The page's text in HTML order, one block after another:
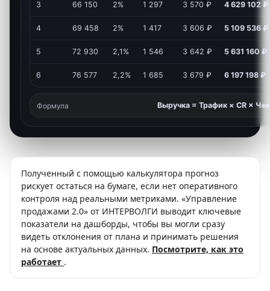
3 66 150 2% 1 297 3 570 ₽ 4 629 102 ₽
4 69 458 2% 1 417 3 606 ₽ 5 109 536 ₽
5 72 930 2,1% 1 546 3 642 ₽ 5 631 160 ₽
6 76 577 2,2% 1 685 3 679 ₽ 6 197 198 ₽
Формула Выручка = Трафик × CR × Чек
Полученный с помощью калькулятора прогноз
рискует остаться на бумаге, если нет оперативного
контроля над реальными метриками. «Управление
продажами 2.0» от ИНТЕРВОЛГИ выводит ключевые
показатели на дашборды, чтобы вы могли сразу
видеть отклонения от плана и принимать решения
на основе актуальных данных. Посмотрите, как это
работает .